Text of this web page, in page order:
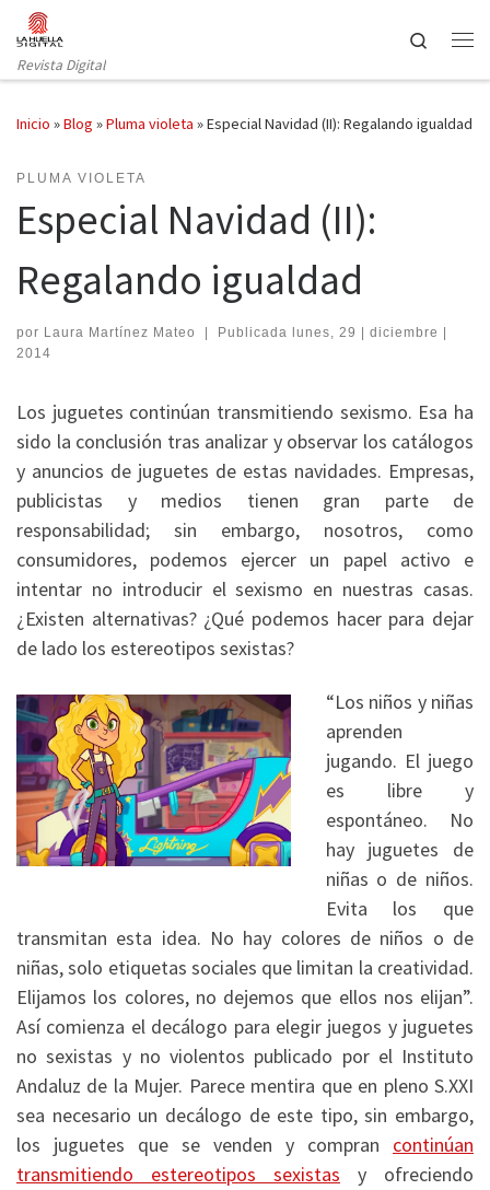
Saltar al contenido
Revista Digital
Search
Inicio »Blog »Pluma violeta »Especial Navidad (II): Regalando igualdad
PLUMA VIOLETA
Especial Navidad (II):
Regalando igualdad
por Laura Martínez Mateo | Publicada lunes, 29 | diciembre |
2014
Los juguetes continúan transmitiendo sexismo. Esa ha
sido la conclusión tras analizar y observar los catálogos
y anuncios de juguetes de estas navidades. Empresas,
publicistas y medios tienen gran parte de
responsabilidad; sin embargo, nosotros, como
consumidores, podemos ejercer un papel activo e
intentar no introducir el sexismo en nuestras casas.
¿Existen alternativas? ¿Qué podemos hacer para dejar
de lado los estereotipos sexistas?
“Los niños y niñas
aprenden
jugando. El juego
es libre y
espontáneo. No
hay juguetes de
niñas o de niños.
Evita los que
transmitan esta idea. No hay colores de niños o de
niñas, solo etiquetas sociales que limitan la creatividad.
Elijamos los colores, no dejemos que ellos nos elijan”.
Así comienza el decálogo para elegir juegos y juguetes
no sexistas y no violentos publicado por el Instituto
Andaluz de la Mujer. Parece mentira que en pleno S.XXI
sea necesario un decálogo de este tipo, sin embargo,
los juguetes que se venden y compran continúan
transmitiendo estereotipos sexistas y ofreciendo